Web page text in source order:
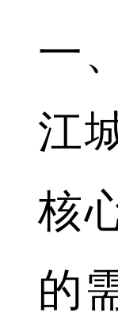
一
江
核
的